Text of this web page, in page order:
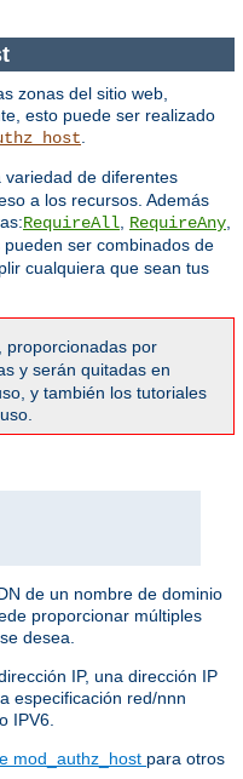
zonas del sitio web,
esto puede ser realizado
.
variedad de diferentes
a los recursos. Además
RequireAll, RequireAny,
ser combinados de
cualquiera que sean tus
, proporcionadas por
y serán quitadas en
y también los tutoriales
de un nombre de dominio
proporcionar múltiples
desea.
IP, una dirección IP
especificación red/nnn
IPV6.
mod_authz_host para otros